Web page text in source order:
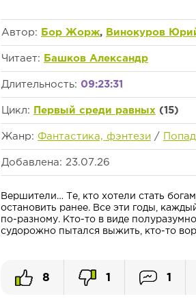
Автор: Бор Жорж, Винокуров
Читает: Башков Александр
Длительность: 09:23:31
Цикл: Первый среди равных (15)
Жанр: Фантастика, фэнтези /
Добавлена: 23.07.26
Вершители… Те, кто хотели стать
остановить ранее. Все эти годы,
по-разному. Кто-то в виде
судорожно пытался выжить, кто-то
8 1 1